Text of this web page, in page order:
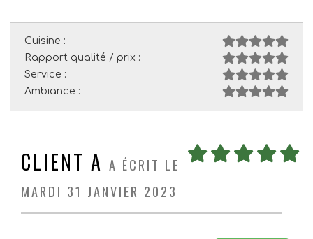
Cuisine :
Rapport qualité / prix :
Service :
Ambiance :
CLIENT A A ÉCRIT LE
MARDI 31 JANVIER 2023